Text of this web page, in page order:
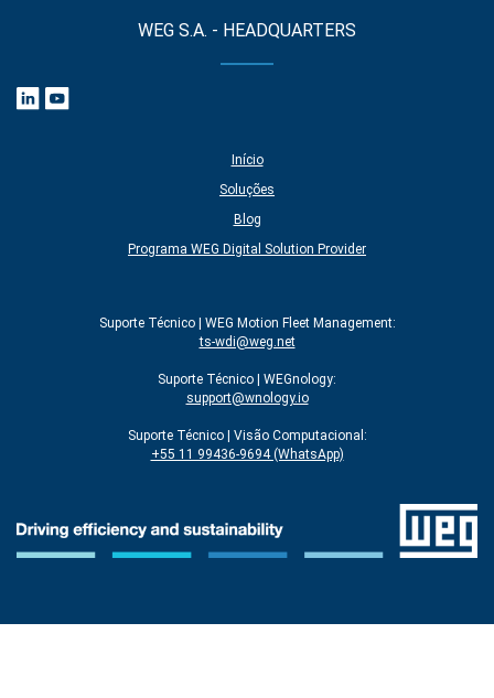
WEG S.A. - HEADQUARTERS
Início
Soluções
Blog
Programa WEG Digital Solution Provider
Suporte Técnico | WEG Motion Fleet Management:
ts-wdi@weg.net
Suporte Técnico | WEGnology:
support@wnology.io
Suporte Técnico | Visão Computacional:
+55 11 99436-9694 (WhatsApp)